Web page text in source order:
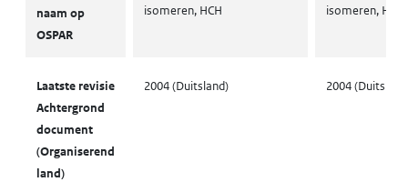
naam op
OSPAR
isomeren, HCH
isomeren, HCH
Laatste revisie
Achtergrond
document
(Organiserend
land)
2004 (Duitsland) 2004